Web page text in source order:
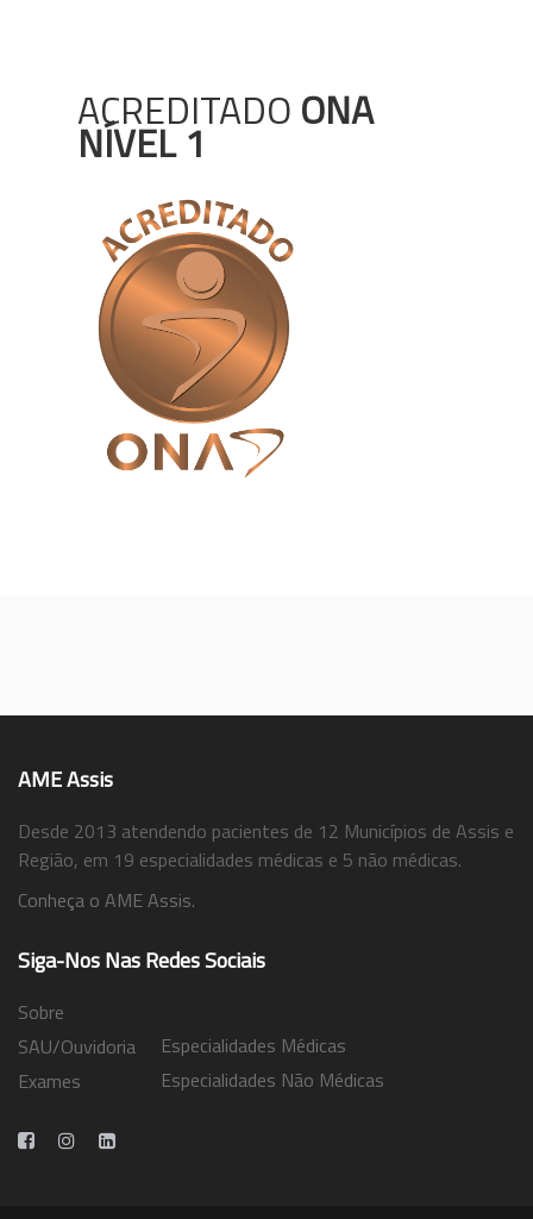
ACREDITADO ONA
NÍVEL 1
AME Assis
Desde 2013 atendendo pacientes de 12 Municípios de Assis e
Região, em 19 especialidades médicas e 5 não médicas.
Conheça o AME Assis.
Siga-Nos Nas Redes Sociais
Sobre
SAU/Ouvidoria
Exames
Especialidades Médicas
Especialidades Não Médicas